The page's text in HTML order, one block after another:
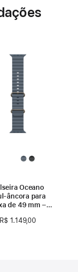
Oceano
âncora para
de 49 mm –
R$ 1.149,00